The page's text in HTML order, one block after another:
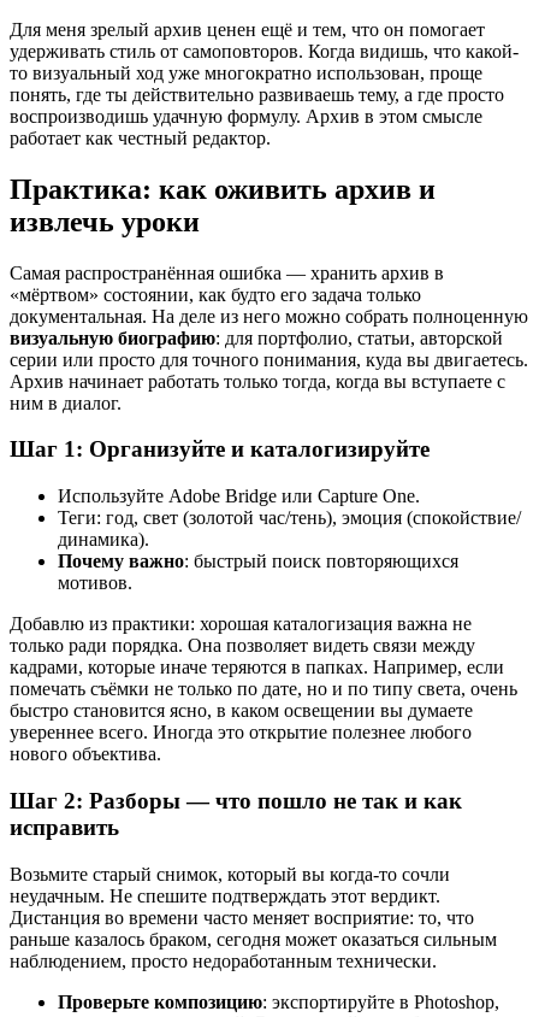
Для меня зрелый архив ценен ещё и тем, что он помогает
удерживать стиль от самоповторов. Когда видишь, что какой-
то визуальный ход уже многократно использован, проще
понять, где ты действительно развиваешь тему, а где просто
воспроизводишь удачную формулу. Архив в этом смысле
работает как честный редактор.
Практика: как оживить архив и
извлечь уроки
Самая распространённая ошибка — хранить архив в
«мёртвом» состоянии, как будто его задача только
документальная. На деле из него можно собрать полноценную
визуальную биографию: для портфолио, статьи, авторской
серии или просто для точного понимания, куда вы двигаетесь.
Архив начинает работать только тогда, когда вы вступаете с
ним в диалог.
Шаг 1: Организуйте и каталогизируйте
Используйте Adobe Bridge или Capture One.
Теги: год, свет (золотой час/тень), эмоция (спокойствие/
динамика).
Почему важно: быстрый поиск повторяющихся
мотивов.
Добавлю из практики: хорошая каталогизация важна не
только ради порядка. Она позволяет видеть связи между
кадрами, которые иначе теряются в папках. Например, если
помечать съёмки не только по дате, но и по типу света, очень
быстро становится ясно, в каком освещении вы думаете
увереннее всего. Иногда это открытие полезнее любого
нового объектива.
Шаг 2: Разборы — что пошло не так и как
исправить
Возьмите старый снимок, который вы когда-то сочли
неудачным. Не спешите подтверждать этот вердикт.
Дистанция во времени часто меняет восприятие: то, что
раньше казалось браком, сегодня может оказаться сильным
наблюдением, просто недоработанным технически.
Проверьте композицию: экспортируйте в Photoshop,